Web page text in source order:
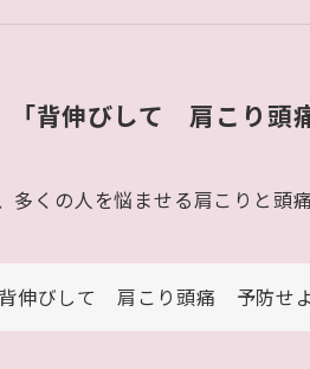
「背伸びして 肩こり頭
多くの人を悩ませる肩こりと頭痛
背伸びして 肩こり頭痛 予防せ